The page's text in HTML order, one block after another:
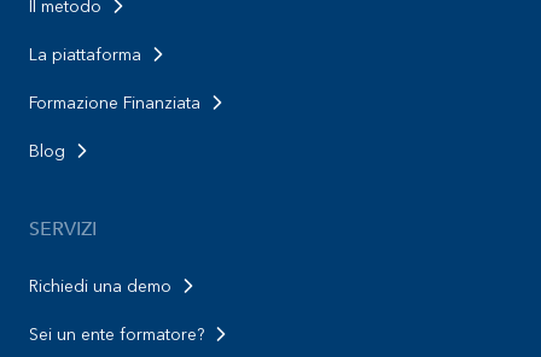
Il metodo
La piattaforma
Formazione Finanziata
Blog
SERVIZI
Richiedi una demo
Sei un ente formatore?